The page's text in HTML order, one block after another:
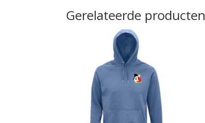
Gerelateerde producten